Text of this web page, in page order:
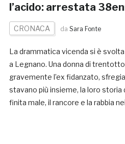
l’acido: arrestata
CRONACA da Sara Fonte
La drammatica vicenda si è
a Legnano. Una donna di
gravemente l’ex fidanzato,
stavano più insieme, la loro storia
finita male, il rancore e la rabbia